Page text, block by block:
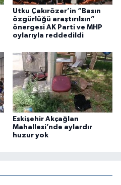
Utku Çakırözer’in “Basın
özgürlüğü araştırılsın”
önergesi AK Parti ve MHP
oylarıyla reddedildi
Eskişehir Akçağlan
Mahallesi’nde aylardır
huzur yok